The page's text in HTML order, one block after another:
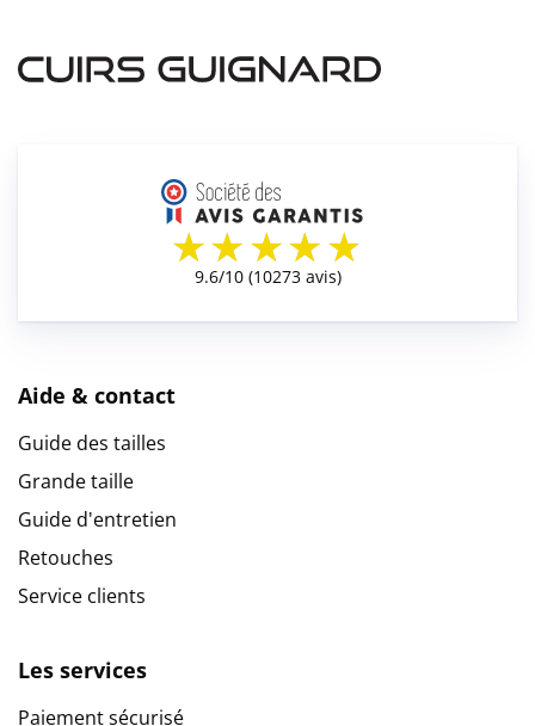
Aide & contact
Guide des tailles
Grande taille
Guide d'entretien
Retouches
Service clients
Les services
Paiement sécurisé